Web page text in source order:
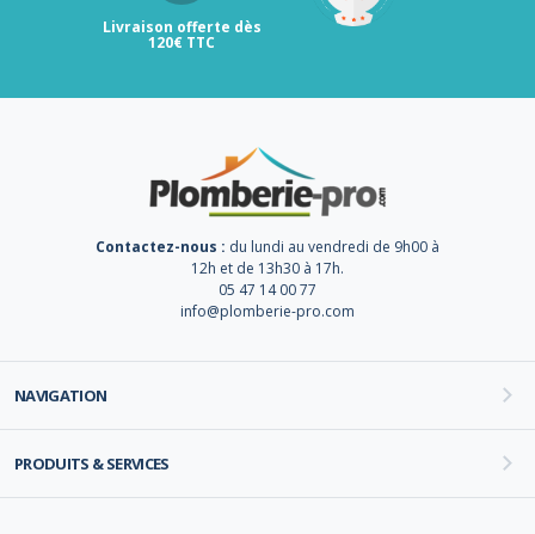
Livraison offerte dès
120€ TTC
Contactez-nous : du lundi au vendredi de 9h00 à
12h et de 13h30 à 17h.
05 47 14 00 77
info@plomberie-pro.com
NAVIGATION
PRODUITS & SERVICES